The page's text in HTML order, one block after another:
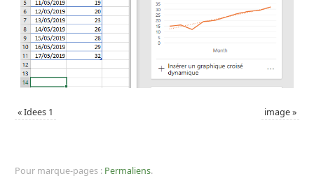
«Idees 1 image»
Pour marque-pages : Permaliens.